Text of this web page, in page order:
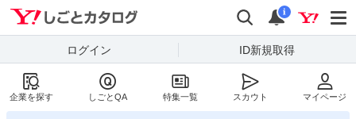
Yahoo!しごとカタログ
検索
通知
i
ログイン ID新規取得
企業を探す しごとQA 特集一覧 スカウト マイページ